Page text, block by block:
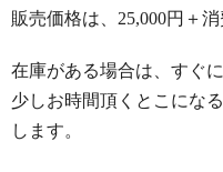
販売価格は、25,000円＋
在庫がある場合は、すぐ
少しお時間頂くとこにな
します。